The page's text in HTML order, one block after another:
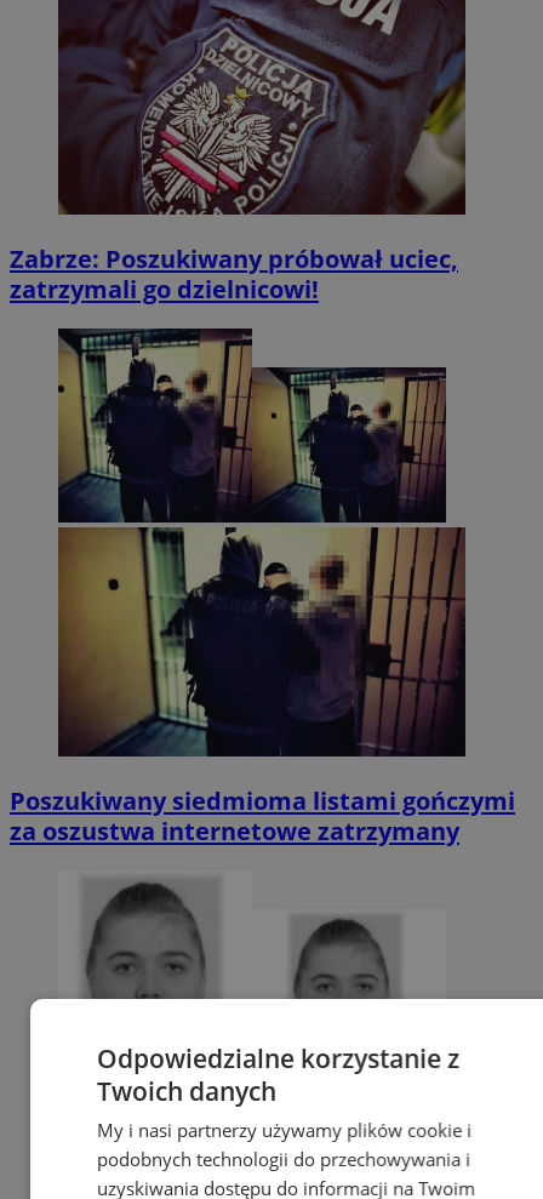
Zabrze: Poszukiwany próbował uciec,
zatrzymali go dzielnicowi!
Poszukiwany siedmioma listami gończymi
za oszustwa internetowe zatrzymany
Odpowiedzialne korzystanie z
Twoich danych
My i nasi partnerzy używamy plików cookie i
podobnych technologii do przechowywania i
uzyskiwania dostępu do informacji na Twoim